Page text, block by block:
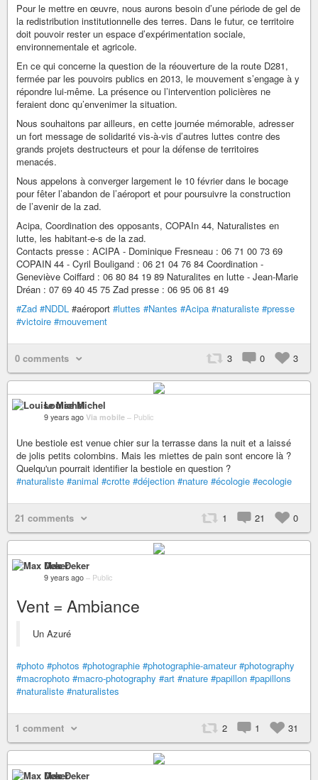
Pour le mettre en œuvre, nous aurons besoin d’une période de gel de
la redistribution institutionnelle des terres. Dans le futur, ce territoire
doit pouvoir rester un espace d’expérimentation sociale,
environnementale et agricole.
En ce qui concerne la question de la réouverture de la route D281,
fermée par les pouvoirs publics en 2013, le mouvement s’engage à y
répondre lui-même. La présence ou l’intervention policières ne
feraient donc qu’envenimer la situation.
Nous souhaitons par ailleurs, en cette journée mémorable, adresser
un fort message de solidarité vis-à-vis d’autres luttes contre des
grands projets destructeurs et pour la défense de territoires
menacés.
Nous appelons à converger largement le 10 février dans le bocage
pour fêter l’abandon de l’aéroport et pour poursuivre la construction
de l’avenir de la zad.
Acipa, Coordination des opposants, COPAIn 44, Naturalistes en
lutte, les habitant-e-s de la zad.
Contacts presse : ACIPA - Dominique Fresneau : 06 71 00 73 69
COPAIN 44 - Cyril Bouligand : 06 21 04 76 84 Coordination -
Geneviève Coiffard : 06 80 84 19 89 Naturalites en lutte - Jean-Marie
Dréan : 07 69 40 45 75 Zad presse : 06 95 06 81 49
#Zad #NDDL #aéroport #luttes #Nantes #Acipa #naturaliste #presse
#victoire #mouvement
0 comments 3 0 3
Louise Michel
9 years ago Via mobile – Public
Une bestiole est venue chier sur la terrasse dans la nuit et a laissé
de jolis petits colombins. Mais les miettes de pain sont encore là ?
Quelqu'un pourrait identifier la bestiole en question ?
#naturaliste #animal #crotte #déjection #nature #écologie #ecologie
21 comments 1 21 0
Max Deker
9 years ago – Public
Vent = Ambiance
Un Azuré
#photo #photos #photographie #photographie-amateur #photography
#macrophoto #macro-photography #art #nature #papillon #papillons
#naturaliste #naturalistes
1 comment 2 1 31
Max Deker